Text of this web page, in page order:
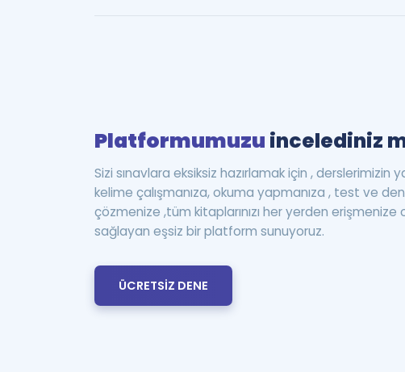
Platformumuzu incelediniz
Sizi sınavlara eksiksiz hazırlamak için , derslerimizin
kelime çalışmanıza, okuma yapmanıza , test ve
çözmenize ,tüm kitaplarınızı her yerden erişmenize
sağlayan eşsiz bir platform sunuyoruz.
ÜCRETSİZ DENE